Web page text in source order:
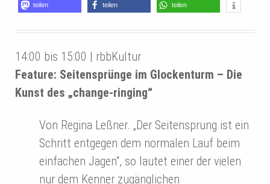
teilen teilen teilen
14:00 bis 15:00 | rbbKultur
Feature: Seitensprünge im Glockenturm – Die
Kunst des „change-ringing“
Von Regina Leßner. „Der Seitensprung ist ein
Schritt entgegen dem normalen Lauf beim
einfachen Jagen“, so lautet einer der vielen
nur dem Kenner zugänglichen